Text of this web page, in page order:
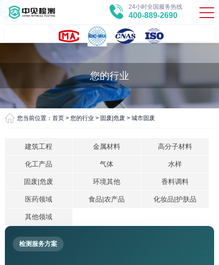
24小时全国服务热线
400-889-2690
您的行业
您当前位置： 首页 > 您的行业 > 固废|危废 > 城市固废
建筑工程 金属材料 高分子材料
化工产品 气体 水样
固废|危废 环境其他 香料调料
医药领域 食品|农产品 化妆品|护肤品
其他领域
检测服务方案